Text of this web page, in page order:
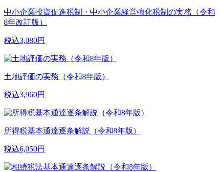
中小企業投資促進税制・中小企業経営強化税制の実務（令和
8年改訂版）
税込3,080円
土地評価の実務（令和8年版）
税込3,960円
所得税基本通達逐条解説（令和8年版）
税込6,050円